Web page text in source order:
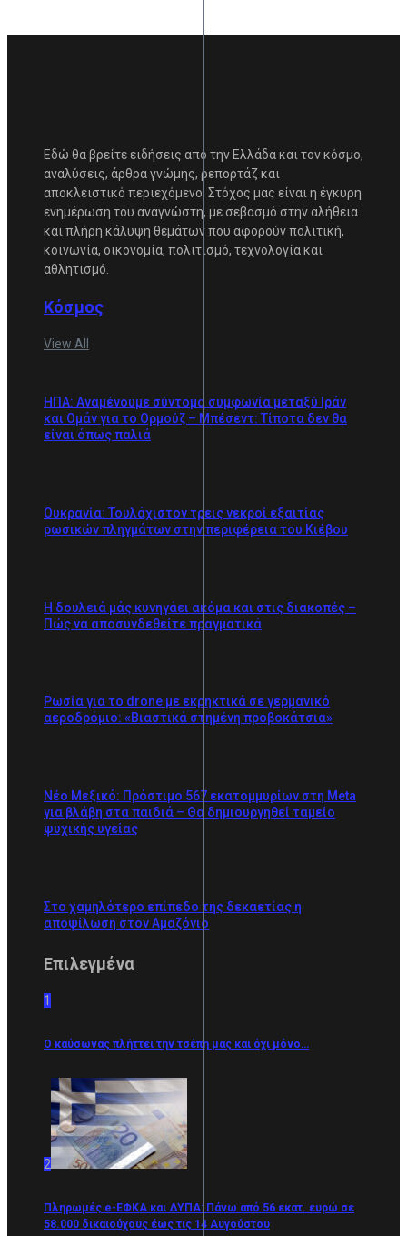
Εδώ θα βρείτε ειδήσεις από την Ελλάδα και τον κόσμο,
αναλύσεις, άρθρα γνώμης, ρεπορτάζ και
αποκλειστικό περιεχόμενο. Στόχος μας είναι η έγκυρη
ενημέρωση του αναγνώστη, με σεβασμό στην αλήθεια
και πλήρη κάλυψη θεμάτων που αφορούν πολιτική,
κοινωνία, οικονομία, πολιτισμό, τεχνολογία και
αθλητισμό.
Κόσμος
View All
ΗΠΑ: Αναμένουμε σύντομα συμφωνία μεταξύ Ιράν
και Ομάν για το Ορμούζ – Μπέσεντ: Τίποτα δεν θα
είναι όπως παλιά
Ουκρανία: Τουλάχιστον τρεις νεκροί εξαιτίας
ρωσικών πληγμάτων στην περιφέρεια του Κιέβου
Η δουλειά μάς κυνηγάει ακόμα και στις διακοπές –
Πώς να αποσυνδεθείτε πραγματικά
Ρωσία για το drone με εκρηκτικά σε γερμανικό
αεροδρόμιο: «Βιαστικά στημένη προβοκάτσια»
Νέο Μεξικό: Πρόστιμο 567 εκατομμυρίων στη Meta
για βλάβη στα παιδιά – Θα δημιουργηθεί ταμείο
ψυχικής υγείας
Στο χαμηλότερο επίπεδο της δεκαετίας η
αποψίλωση στον Αμαζόνιο
Επιλεγμένα
1
Ο καύσωνας πλήττει την τσέπη μας και όχι μόνο…
2
Πληρωμές e-ΕΦΚΑ και ΔΥΠΑ: Πάνω από 56 εκατ. ευρώ σε
58.000 δικαιούχους έως τις 14 Αυγούστου